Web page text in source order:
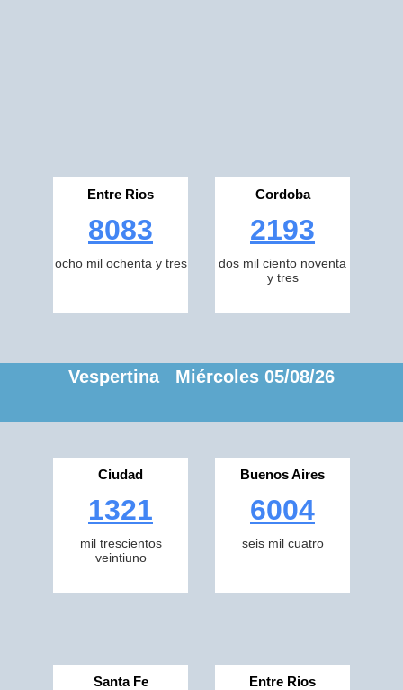
Entre Rios
8083
ocho mil ochenta y tres
Cordoba
2193
dos mil ciento noventa
y tres
Vespertina Miércoles 05/08/26
Ciudad
1321
mil trescientos
veintiuno
Buenos Aires
6004
seis mil cuatro
Santa Fe Entre Rios